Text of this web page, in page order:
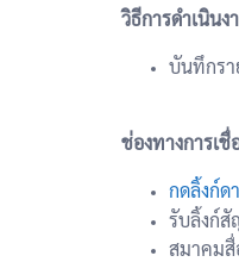
วิธีการดำเนินง
บันทึกรา
ช่องทางการเ
กดลิ้งก์ด
รับลิ้งก์สั
สมาคม